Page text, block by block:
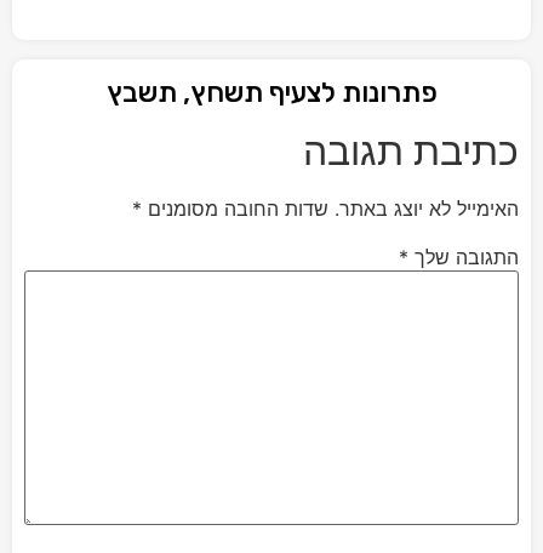
פתרונות לצעיף תשחץ, תשבץ
כתיבת תגובה
האימייל לא יוצג באתר. שדות החובה מסומנים *
התגובה שלך *